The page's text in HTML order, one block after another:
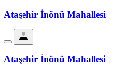
Ataşehir İnönü Mahallesi
Ataşehir İnönü Mahallesi